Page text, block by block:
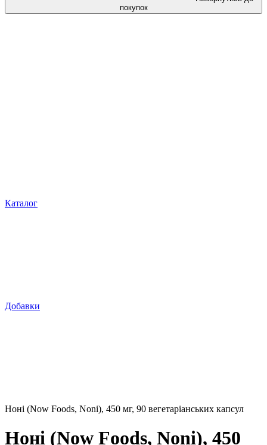
покупок
Каталог
Добавки
Ноні (Now Foods, Noni), 450 мг, 90 вегетаріанських капсул
Ноні (Now Foods, Noni), 450